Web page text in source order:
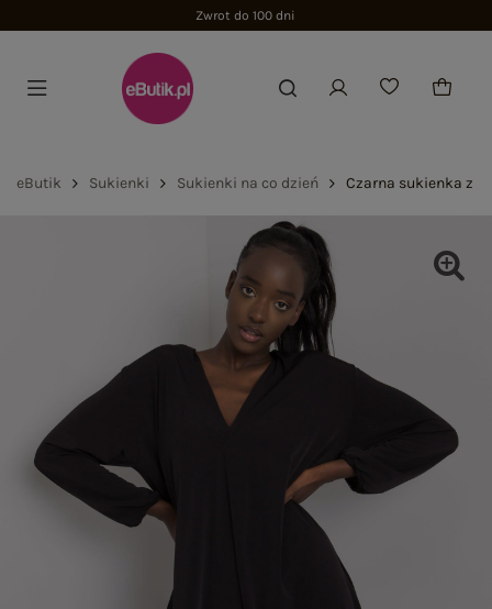
Zwrot do 100 dni
eButik Sukienki Sukienki na co dzień Czarna sukienka z